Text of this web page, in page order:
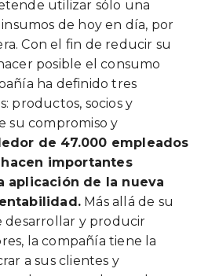
utilizar sólo una
de hoy en día, por
Con el fin de reducir su
posible el consumo
ha definido tres
productos, socios y
su compromiso y
de 47.000 empleados
importantes
aplicación de la nueva
Más allá de su
desarrollar y producir
la compañía tiene la
a sus clientes y